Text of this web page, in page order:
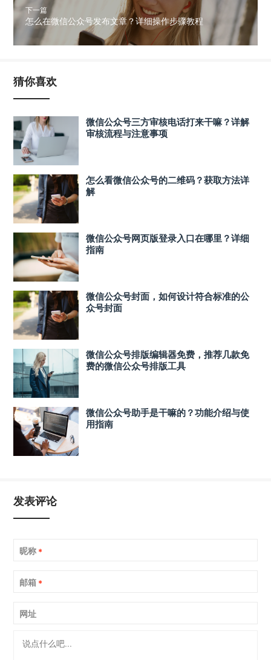
下一篇
怎么在微信公众号发布文章？详细操作步骤教程
猜你喜欢
微信公众号三方审核电话打来干嘛？详解
审核流程与注意事项
怎么看微信公众号的二维码？获取方法详
解
微信公众号网页版登录入口在哪里？详细
指南
微信公众号封面，如何设计符合标准的公
众号封面
微信公众号排版编辑器免费，推荐几款免
费的微信公众号排版工具
微信公众号助手是干嘛的？功能介绍与使
用指南
发表评论
昵称 *
邮箱 *
网址